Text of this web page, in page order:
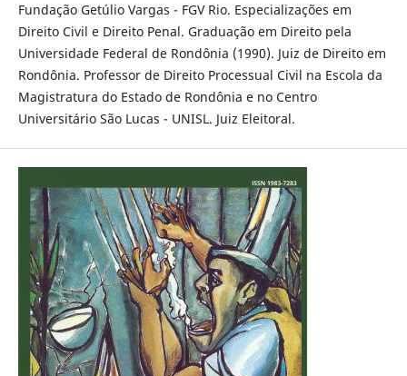
Fundação Getúlio Vargas - FGV Rio. Especializações em
Direito Civil e Direito Penal. Graduação em Direito pela
Universidade Federal de Rondônia (1990). Juiz de Direito em
Rondônia. Professor de Direito Processual Civil na Escola da
Magistratura do Estado de Rondônia e no Centro
Universitário São Lucas - UNISL. Juiz Eleitoral.